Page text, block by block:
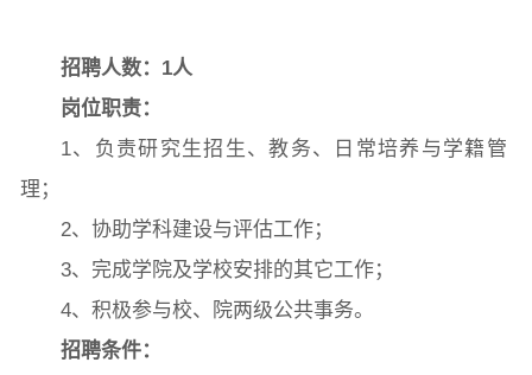
院党委 院行政
教学科研岗 行政管理岗 教学思政岗 实验教辅岗
本科教育 研究生教育 继续教育
招聘人数： 1人
岗位职责：
1、负责研究生招生、教务、日常培养与学籍管
理；
2、协助学科建设与评估工作；
3、完成学院及学校安排的其它工作；
4、积极参与校、院两级公共事务。
招聘条件：